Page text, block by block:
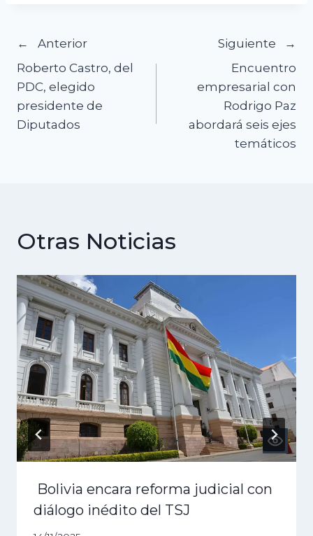
Navegación
de
entradas
Anterior
Roberto Castro, del
PDC, elegido
presidente de
Diputados
Siguiente
Encuentro
empresarial con
Rodrigo Paz
abordará seis ejes
temáticos
Otras Noticias
Bolivia encara reforma judicial con
diálogo inédito del TSJ